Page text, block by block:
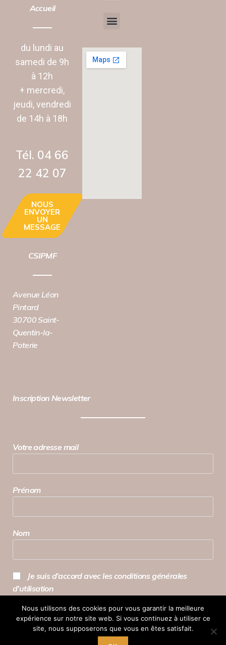
Accueil
du lundi au
samedi de 9h
à 12h
+ mercredi,
jeudi, vendredi
de 14h à 18h
Tél. 04 66
22 42 07‬
NOUS
ENVOYER
UN
MESSAGE
CSIPMF
Avenue Léon
Pintard
30700 Saint-
Quentin-la-
Poterie
Inscription Newsletter
Votre adresse mail
Prénom
Nom
Je suis d’accord avec les conditions générales
d’utilisation
Nous utilisons des cookies pour vous garantir la meilleure
expérience sur notre site web. Si vous continuez à utiliser ce
site, nous supposerons que vous en êtes satisfait.